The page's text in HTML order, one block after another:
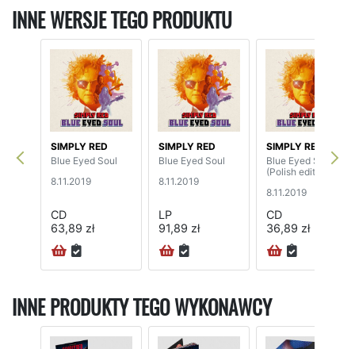
INNE WERSJE TEGO PRODUKTU
SIMPLY RED
Blue Eyed Soul
8.11.2019
CD
63,89 zł
SIMPLY RED
Blue Eyed Soul
8.11.2019
LP
91,89 zł
SIMPLY RED
Blue Eyed Soul
(Polish edition)
8.11.2019
CD
36,89 zł
INNE PRODUKTY TEGO WYKONAWCY